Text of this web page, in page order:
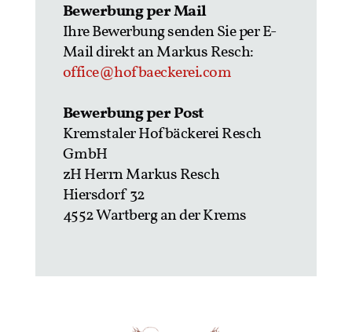
Bewerbung per Mail
Ihre Bewerbung senden Sie per E-
Mail direkt an Markus Resch:
office@hofbaeckerei.com
Bewerbung per Post
Kremstaler Hofbäckerei Resch
GmbH
zH Herrn Markus Resch
Hiersdorf 32
4552 Wartberg an der Krems